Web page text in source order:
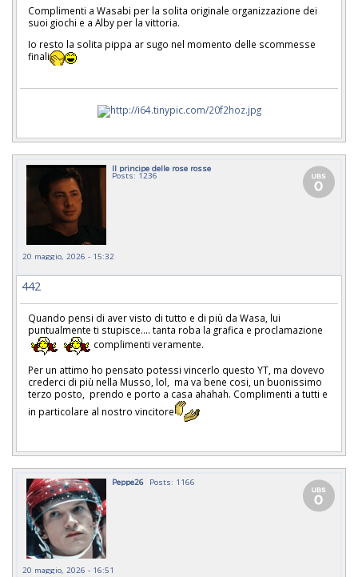
Complimenti a Wasabi per la solita originale organizzazione dei
suoi giochi e a Alby per la vittoria.
Io resto la solita pippa ar sugo nel momento delle scommesse
finali
Il principe delle rose rosse
Posts: 1236
20 maggio, 2026 - 15:32
442
Quando pensi di aver visto di tutto e di più da Wasa, lui
puntualmente ti stupisce.... tanta roba la grafica e proclamazione
complimenti veramente.
Per un attimo ho pensato potessi vincerlo questo YT, ma dovevo
crederci di più nella Musso, lol, ma va bene cosi, un buonissimo
terzo posto, prendo e porto a casa ahahah. Complimenti a tutti e
in particolare al nostro vincitore
Peppe26 Posts: 1166
20 maggio, 2026 - 16:51